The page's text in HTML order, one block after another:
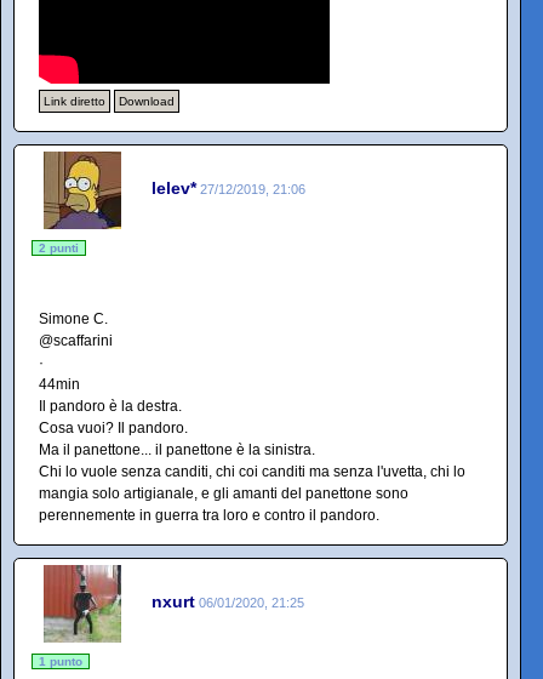
Link diretto Download
lelev* 27/12/2019, 21:06
2 punti
Simone C.
@scaffarini
·
44min
Il pandoro è la destra.
Cosa vuoi? Il pandoro.
Ma il panettone... il panettone è la sinistra.
Chi lo vuole senza canditi, chi coi canditi ma senza l'uvetta, chi lo
mangia solo artigianale, e gli amanti del panettone sono
perennemente in guerra tra loro e contro il pandoro.
nxurt 06/01/2020, 21:25
1 punto